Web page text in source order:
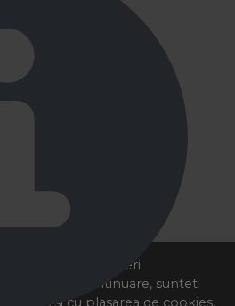
pentru a va oferi
in continuare, sunteti
si cu plasarea de cookies,